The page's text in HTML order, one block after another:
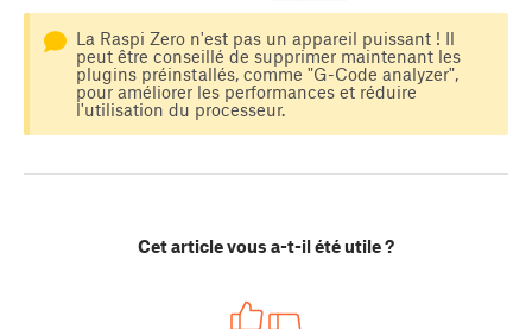
La Raspi Zero n'est pas un appareil puissant ! Il
peut être conseillé de supprimer maintenant les
plugins préinstallés, comme "G-Code analyzer",
pour améliorer les performances et réduire
l'utilisation du processeur.
Cet article vous a-t-il été utile ?